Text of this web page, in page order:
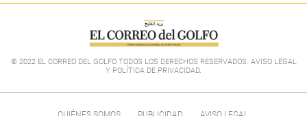
© 2022 EL CORREO DEL GOLFO TODOS LOS DERECHOS RESERVADOS. AVISO LEGAL
Y POLÍTICA DE PRIVACIDAD.